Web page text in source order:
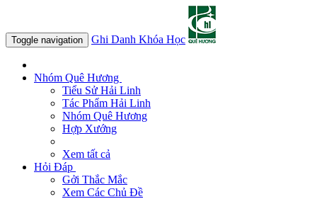
Toggle navigation Ghi Danh Khóa Học
Nhóm Quê Hương
Tiểu Sử Hải Linh
Tác Phẩm Hải Linh
Nhóm Quê Hương
Hợp Xướng
Xem tất cả
Hỏi Đáp
Gởi Thắc Mắc
Xem Các Chủ Đề